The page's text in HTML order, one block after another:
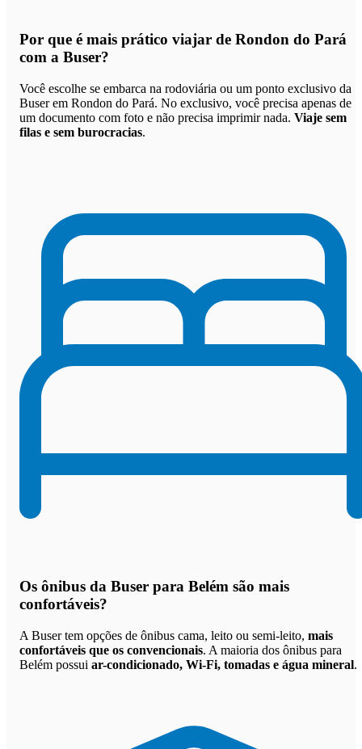
Por que é mais prático viajar de Rondon do Pará
com a Buser?
Você escolhe se embarca na rodoviária ou um ponto exclusivo da
Buser em Rondon do Pará. No exclusivo, você precisa apenas de
um documento com foto e não precisa imprimir nada. Viaje sem
filas e sem burocracias.
Os ônibus da Buser para Belém são mais
confortáveis?
A Buser tem opções de ônibus cama, leito ou semi-leito, mais
confortáveis que os convencionais. A maioria dos ônibus para
Belém possui ar-condicionado, Wi-Fi, tomadas e água mineral.